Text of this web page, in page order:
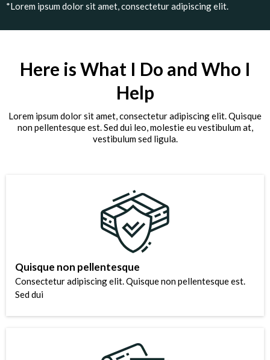
*Lorem ipsum dolor sit amet, consectetur adipiscing elit.
Here is What I Do and Who I
Help
Lorem ipsum dolor sit amet, consectetur adipiscing elit. Quisque
non pellentesque est. Sed dui leo, molestie eu vestibulum at,
vestibulum sed ligula.
Quisque non pellentesque
Consectetur adipiscing elit. Quisque non pellentesque est.
Sed dui